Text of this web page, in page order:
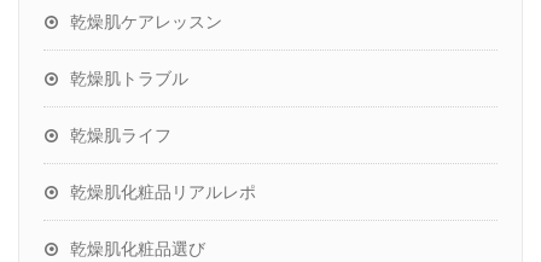
乾燥肌ケアレッスン
乾燥肌トラブル
乾燥肌ライフ
乾燥肌化粧品リアルレポ
乾燥肌化粧品選び